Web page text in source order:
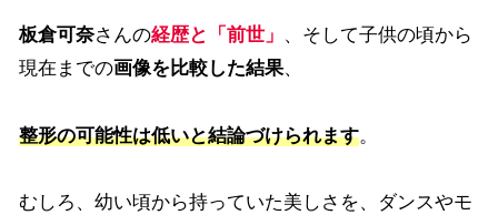
板倉可奈さんの経歴と「前世」 、そして子供の頃から
現在までの画像を比較した結果、
整形の可能性は低いと結論づけられます。
むしろ、幼い頃から持っていた美しさを、ダンスやモ